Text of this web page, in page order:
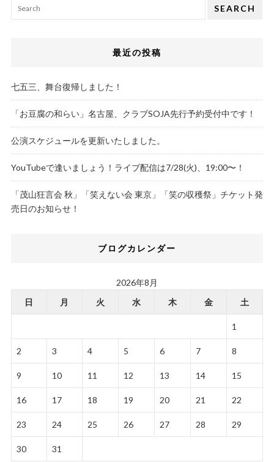
SEARCH
最近の投稿
七五三、舞台復帰しました！
「お豆腐の和らい」名古屋、クラブSOJA先行予約受付中です！
公演スケジュールを更新いたしました。
YouTubeで逢いましょう！ライブ配信は7/28(火)、19:00〜！
「茂山狂言会 秋」「笑えない会 東京」「笑の収穫祭」チケット発
売日のお知らせ！
ブログカレンダー
2026年8月
日
月 火 水 木 金 土
1
2 3 4 5 6 7 8
9 10 11 12 13 14 15
16 17 18 19 20 21 22
23 24 25 26 27 28 29
30
31